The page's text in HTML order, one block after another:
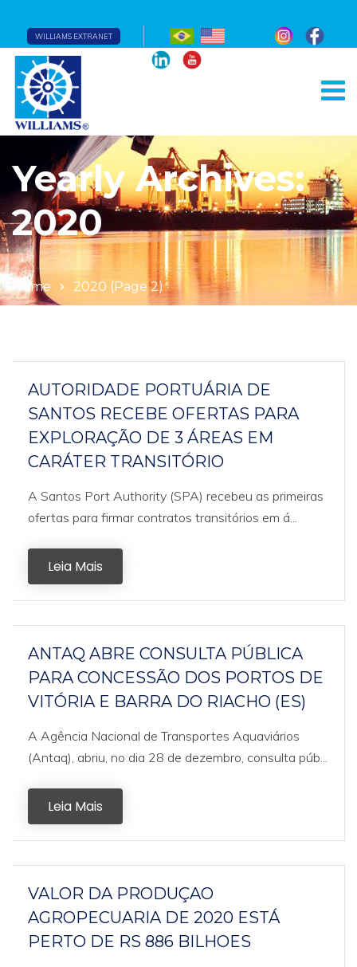
WILLIAMS EXTRANET
Yearly Archives:
2020
Home 2020 (Page 2)
AUTORIDADE PORTUÁRIA DE
SANTOS RECEBE OFERTAS PARA
EXPLORAÇÃO DE 3 ÁREAS EM
CARÁTER TRANSITÓRIO
A Santos Port Authority (SPA) recebeu as primeiras
ofertas para firmar contratos transitórios em á...
Leia Mais
ANTAQ ABRE CONSULTA PÚBLICA
PARA CONCESSÃO DOS PORTOS DE
VITÓRIA E BARRA DO RIACHO (ES)
A Agência Nacional de Transportes Aquaviários
(Antaq), abriu, no dia 28 de dezembro, consulta púb...
Leia Mais
VALOR DA PRODUÇAO
AGROPECUARIA DE 2020 ESTÁ
PERTO DE RS 886 BILHOES